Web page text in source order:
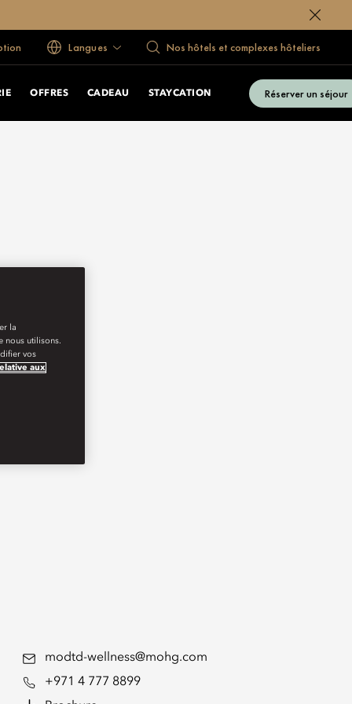
Langues Nos hôtels et complexes hôteliers
OFFRES CADEAU STAYCATION Réserver un séjour
modtd-wellness@mohg.com
+971 4 777 8899
la
nous utilisons.
vos
aux